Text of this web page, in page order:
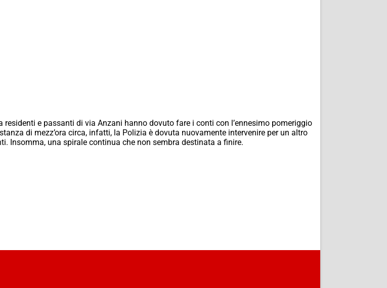
e passanti di via Anzani hanno dovuto fare i conti con l’ennesimo pomeriggio
di mezz’ora circa, infatti, la Polizia è dovuta nuovamente intervenire per un altro
Insomma, una spirale continua che non sembra destinata a finire.